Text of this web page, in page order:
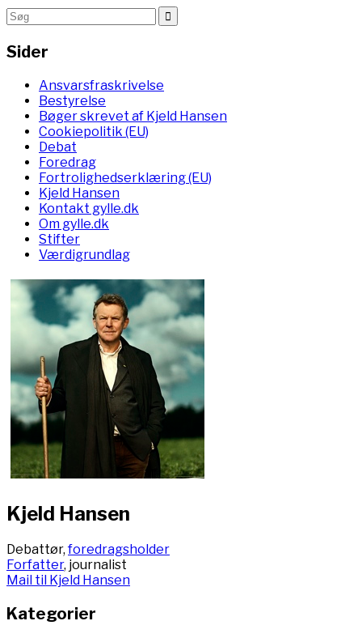
Sider
Ansvarsfraskrivelse
Bestyrelse
Bøger skrevet af Kjeld Hansen
Cookiepolitik (EU)
Debat
Foredrag
Fortrolighedserklæring (EU)
Kjeld Hansen
Kontakt gylle.dk
Om gylle.dk
Stifter
Værdigrundlag
Kjeld Hansen
Debattør,foredragsholder
Forfatter, journalist
Mail til Kjeld Hansen
Kategorier